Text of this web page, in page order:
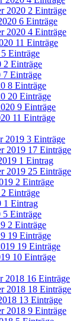
2020 2 Einträge
6 Einträge
2020 4 Einträge
11 Einträge
5 Einträge
2 Einträge
7 Einträge
8 Einträge
20 Einträge
9 Einträge
11 Einträge
2019 3 Einträge
2019 17 Einträge
1 Eintrag
2019 25 Einträge
2 Einträge
2 Einträge
1 Eintrag
5 Einträge
2 Einträge
19 Einträge
19 Einträge
10 Einträge
2018 16 Einträge
2018 18 Einträge
13 Einträge
2018 9 Einträge